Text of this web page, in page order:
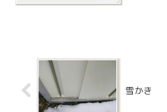
雪かき